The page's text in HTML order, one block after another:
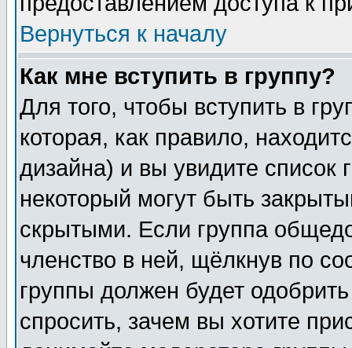
Вернуться к началу
Как мне вступить в группу?
Для того, чтобы вступить в
которая, как правило,
дизайна) и вы увидите список
некоторый могут быть
скрытыми. Если группа
членство в ней, щёлкнув по
группы должен будет
спросить, зачем вы хотите